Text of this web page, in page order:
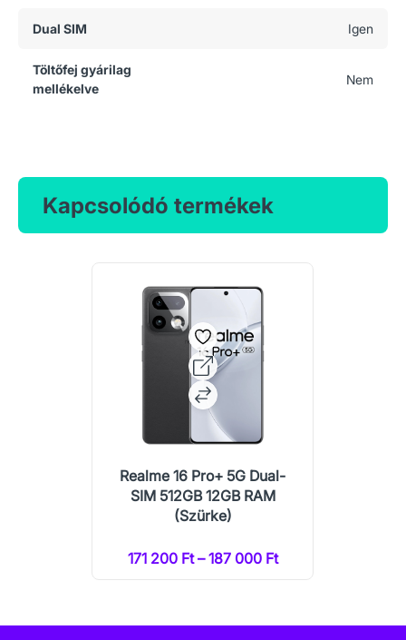
Dual SIM Igen
Töltőfej gyárilag
mellékelve
Nem
Kapcsolódó termékek
Realme 16 Pro+ 5G Dual-
SIM 512GB 12GB RAM
(Szürke)
171 200 Ft – 187 000 Ft